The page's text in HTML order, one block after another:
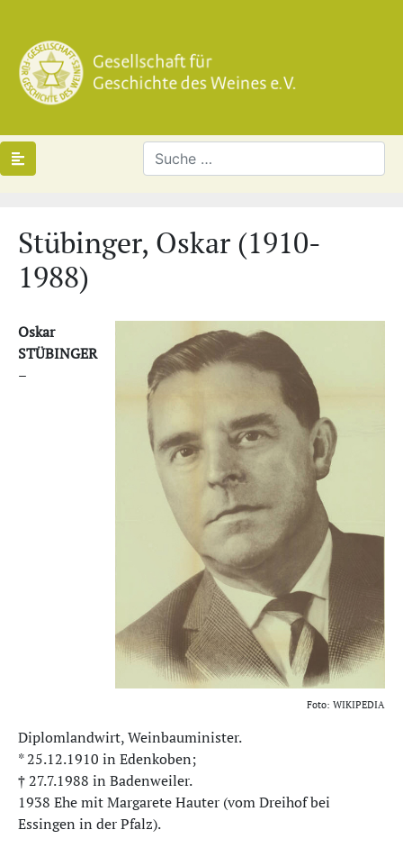
Stübinger, Oskar (1910-
1988)
Foto: WIKIPEDIA
Oskar
STÜBINGER
–
Diplomlandwirt, Weinbauminister.
* 25.12.1910 in Edenkoben;
† 27.7.1988 in Badenweiler.
1938 Ehe mit Margarete Hauter (vom Dreihof bei
Essingen in der Pfalz).